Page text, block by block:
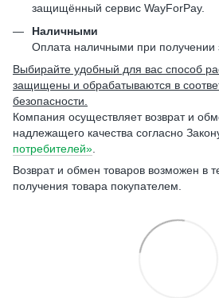
защищённый сервис WayForPay.
Наличными
Оплата наличными при получении
Выбирайте удобный для вас способ
защищены и обрабатываются в
безопасности.
Компания осуществляет возврат и
надлежащего качества согласно
потребителей»
Возврат и обмен товаров возможен в
получения товара покупателем.